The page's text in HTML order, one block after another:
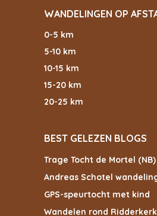
WANDELINGEN OP
0-5 km
5-10 km
10-15 km
15-20 km
20-25 km
BEST GELEZEN BLOGS
Trage Tocht de Mortel (NB)
Andreas Schotel
GPS-speurtocht met kind
Wandelen rond Ridderkerk